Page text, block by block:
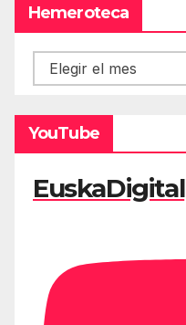
Hemeroteca
Hemeroteca
YouTube
EuskaDigital